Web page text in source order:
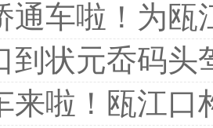
通车啦！为瓯
到状元岙码头
来啦！瓯江口